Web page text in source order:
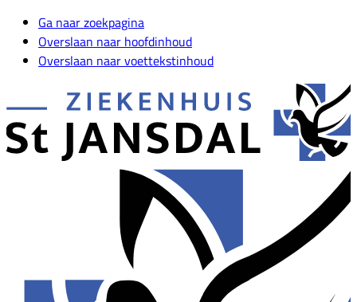
Ga naar zoekpagina
Overslaan naar hoofdinhoud
Overslaan naar voettekstinhoud